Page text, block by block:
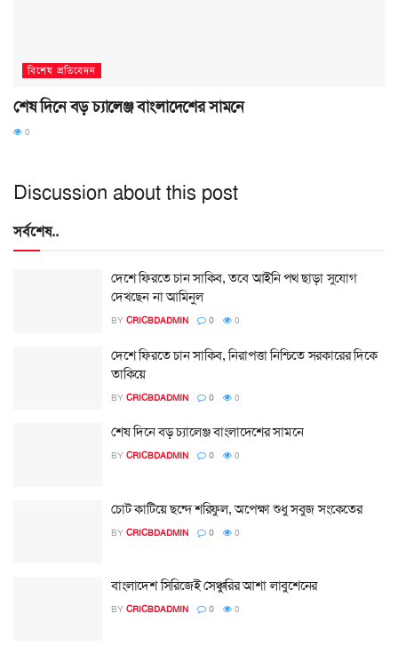
বিশেষ প্রতিবেদন
শেষ দিনে বড় চ্যালেঞ্জ বাংলাদেশের সামনে
0
Discussion about this post
সর্বশেষ..
দেশে ফিরতে চান সাকিব, তবে আইনি পথ ছাড়া সুযোগ
দেখছেন না আমিনুল
BY CRICBDADMIN 0 0
দেশে ফিরতে চান সাকিব, নিরাপত্তা নিশ্চিতে সরকারের দিকে
তাকিয়ে
BY CRICBDADMIN 0 0
শেষ দিনে বড় চ্যালেঞ্জ বাংলাদেশের সামনে
BY CRICBDADMIN 0 0
চোট কাটিয়ে ছন্দে শরিফুল, অপেক্ষা শুধু সবুজ সংকেতের
BY CRICBDADMIN 0 0
বাংলাদেশ সিরিজেই সেঞ্চুরির আশা লাবুশেনের
BY CRICBDADMIN 0 0